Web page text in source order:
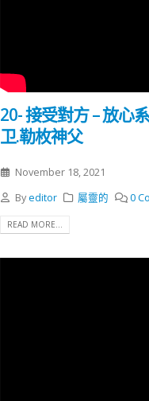
20- 接受對方 – 放心
卫.勒枚神父
November 18, 2021
Byeditor 屬靈的 0
READ MORE...